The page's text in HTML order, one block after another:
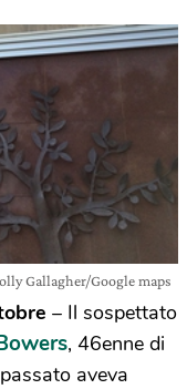
Gallagher/Google maps
– Il sospettato
, 46enne di
aveva